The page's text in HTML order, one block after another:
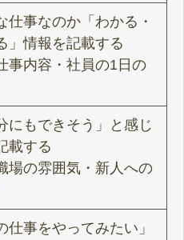
仕事なのか「わかる・
」情報を記載する
事内容・社員の1日の
にもできそう」と感じ
載する
場の雰囲気・新人への
仕事をやってみたい」